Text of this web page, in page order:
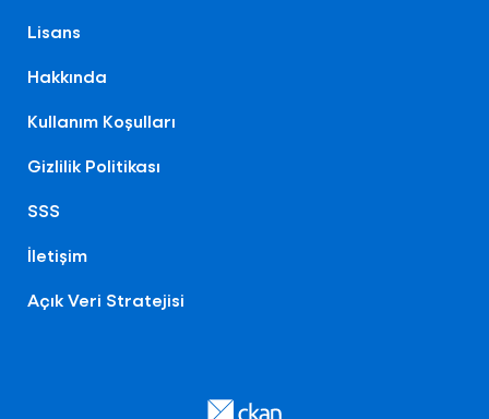
Lisans
Hakkında
Kullanım Koşulları
Gizlilik Politikası
SSS
İletişim
Açık Veri Stratejisi